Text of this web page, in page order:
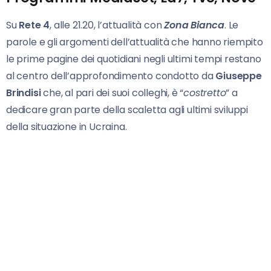
SuRete 4, alle 21.20, l’attualità conZona Bianca. Le
parole e gli argomenti dell’attualità che hanno riempito
le prime pagine dei quotidiani negli ultimi tempi restano
al centro dell’approfondimento condotto daGiuseppe
Brindisiche, al pari dei suoi colleghi, è “costretto” a
dedicare gran parte della scaletta agli ultimi sviluppi
della situazione in Ucraina.